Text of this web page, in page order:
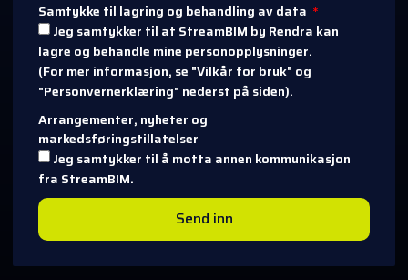
Samtykke til lagring og behandling av data
Jeg samtykker til at StreamBIM by Rendra kan
lagre og behandle mine personopplysninger.
(For mer informasjon, se "Vilkår for bruk" og
"Personvernerklæring" nederst på siden).
Arrangementer, nyheter og
markedsføringstillatelser
Jeg samtykker til å motta annen kommunikasjon
fra StreamBIM.
Send inn